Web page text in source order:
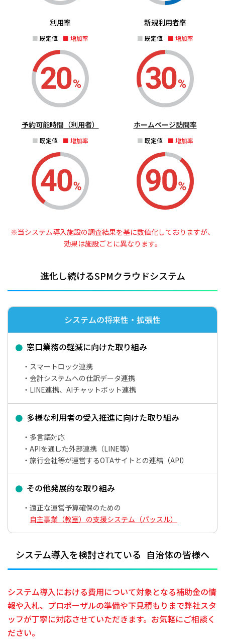
利用率
既定値 増加率
新規利用者率
既定値 増加率
予約可能時間 （利用者）
既定値 増加率
ホームページ訪問率
既定値 増加率
※当システム導入施設の調査結果を基に数値化しておりますが、
効果は施設ごとに異なります。
進化し続けるSPMクラウドシステム
システムの将来性・拡張性
窓口業務の軽減に向けた取り組み
スマートロック連携
会計システムへの仕訳データ連携
LINE連携、AIチャットボット連携
多様な利用者の受入推進に向けた取り組み
多言語対応
APIを通した外部連携（LINE等）
旅行会社等が運営するOTAサイトとの連結（API）
その他発展的な取り組み
適正な運営予算確保のための
自主事業（教室）の支援システム（パッスル）
システム導入を検討されている 自治体の皆様へ
システム導入における費用について対象となる補助金の情
報や入札、 プロポーザルの準備や下見積もりまで弊社スタ
ッフが丁寧に対応させていただきます。 お気軽にご相談く
ださい。